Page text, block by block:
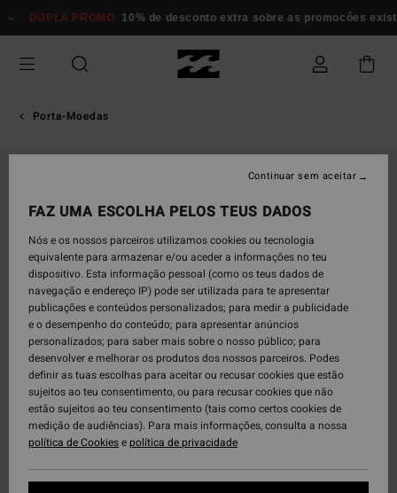
para
informação
DUPLA PROMO 10% de desconto extra sobre as promocôes
Porta-Moedas
FAZ UMA ESCOLHA PELOS TEUS DADOS
Nós e os nossos parceiros utilizamos cookies ou tecnologia
equivalente para armazenar e/ou aceder a informações no teu
dispositivo. Esta informação pessoal (como os teus dados de
navegação e endereço IP) pode ser utilizada para te apresentar
publicações e conteúdos personalizados; para medir a publicidade
e o desempenho do conteúdo; para apresentar anúncios
personalizados; para saber mais sobre o nosso público; para
desenvolver e melhorar os produtos dos nossos parceiros. Podes
definir as tuas escolhas para aceitar ou recusar cookies que estão
sujeitos ao teu consentimento, ou para recusar cookies que não
estão sujeitos ao teu consentimento (tais como certos cookies de
medição de audiências). Para mais informações, consulta a nossa
política de Cookiesepolítica de privacidade
Continuar sem aceitar